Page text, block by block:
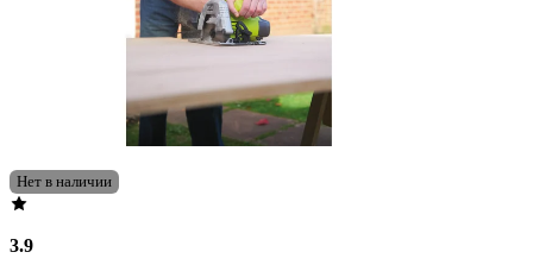
Нет в наличии
3.9